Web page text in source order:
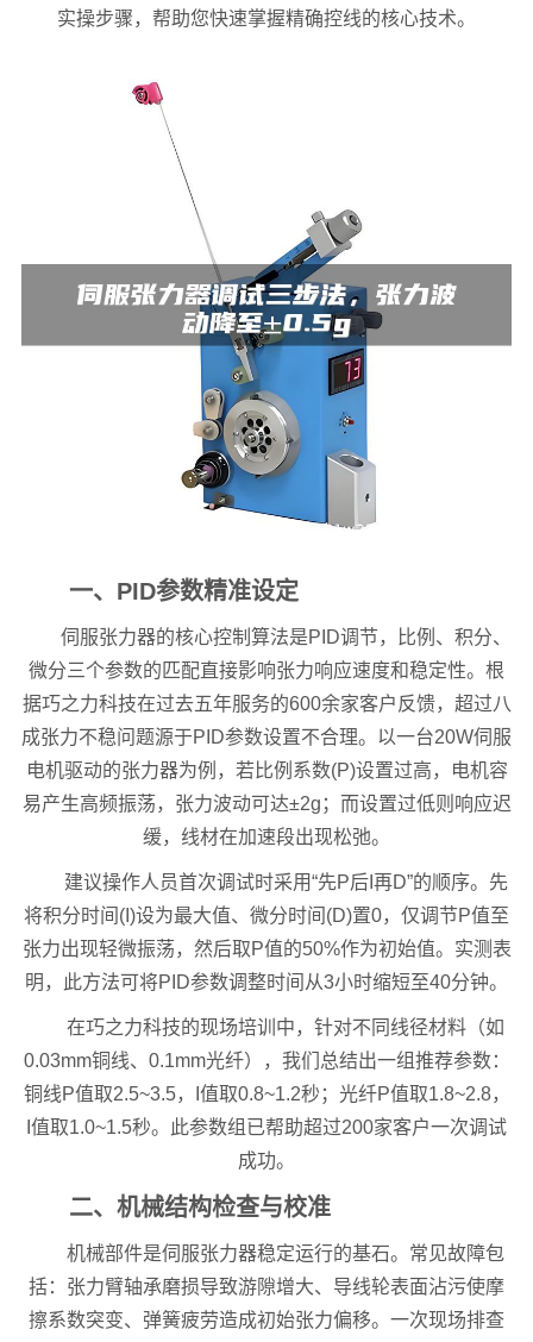
实操步骤，帮助您快速掌握精确控线的核心技术。
一、PID参数精准设定
伺服张力器的核心控制算法是PID调节，比例、积分、
微分三个参数的匹配直接影响张力响应速度和稳定性。根
据巧之力科技在过去五年服务的600余家客户反馈，超过八
成张力不稳问题源于PID参数设置不合理。以一台20W伺服
电机驱动的张力器为例，若比例系数(P)设置过高，电机容
易产生高频振荡，张力波动可达±2g；而设置过低则响应迟
缓，线材在加速段出现松弛。
建议操作人员首次调试时采用“先P后I再D”的顺序。先
将积分时间(I)设为最大值、微分时间(D)置0，仅调节P值至
张力出现轻微振荡，然后取P值的50%作为初始值。实测表
明，此方法可将PID参数调整时间从3小时缩短至40分钟。
在巧之力科技的现场培训中，针对不同线径材料（如
0.03mm铜线、0.1mm光纤），我们总结出一组推荐参数：
铜线P值取2.5~3.5，I值取0.8~1.2秒；光纤P值取1.8~2.8，
I值取1.0~1.5秒。此参数组已帮助超过200家客户一次调试
成功。
二、机械结构检查与校准
机械部件是伺服张力器稳定运行的基石。常见故障包
括：张力臂轴承磨损导致游隙增大、导线轮表面沾污使摩
擦系数突变、弹簧疲劳造成初始张力偏移。一次现场排查